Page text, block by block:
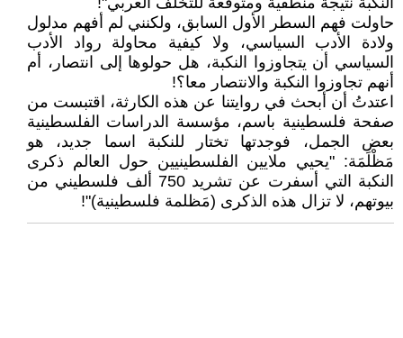
حاولت فهم السطر الأول السابق، ولكنني لم أفهم مدلول
ولادة الأدب السياسي، ولا كيفية محاولة رواد الأدب
السياسي أن يتجاوزوا النكبة، هل حولوها إلى انتصار، أم
أنهم تجاوزوا النكبة والانتصار معا؟!
اعتدتُ أن أبحث في روايتنا عن هذه الكارثة، اقتبست من
صفحة فلسطينية باسم، مؤسسة الدراسات الفلسطينية
بعض الجمل، فوجدتها تختار للنكبة اسما جديد، هو
مَظْلَمَة: "يحيي ملايين الفلسطينيين حول العالم ذكرى
النكبة التي أسفرت عن تشريد 750 ألف فلسطيني من
بيوتهم، لا تزال هذه الذكرى (مَظلمة فلسطينية)"!